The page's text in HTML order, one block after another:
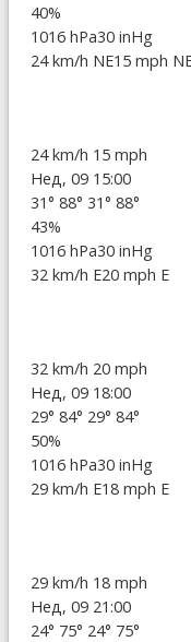
40%
1016 hPa30 inHg
24 km/h NE15 mph
24 km/h 15 mph
Нед, 09 15:00
31° 88° 31° 88°
43%
1016 hPa30 inHg
32 km/h E20 mph E
32 km/h 20 mph
Нед, 09 18:00
29° 84° 29° 84°
50%
1016 hPa30 inHg
29 km/h E18 mph E
29 km/h 18 mph
Нед, 09 21:00
24° 75° 24° 75°